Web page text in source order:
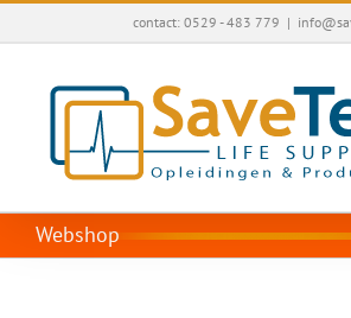
Ga
contact: 0529 - 483 779 |
Webshop